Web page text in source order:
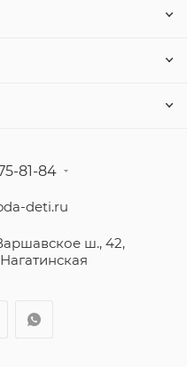
81-84
deti.ru
ш., 42,